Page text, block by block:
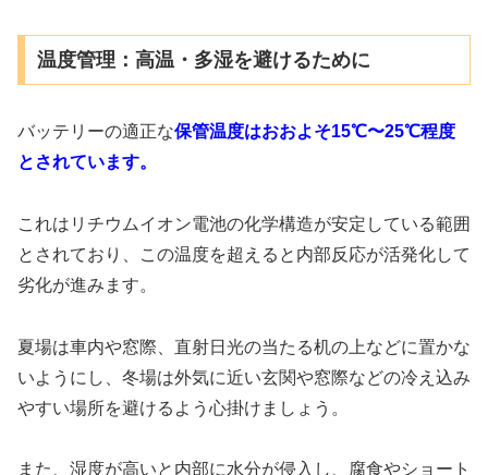
温度管理：高温・多湿を避けるために
バッテリーの適正な保管温度はおおよそ15℃〜25℃程度
とされています。
これはリチウムイオン電池の化学構造が安定している範囲
とされており、この温度を超えると内部反応が活発化して
劣化が進みます。
夏場は車内や窓際、直射日光の当たる机の上などに置かな
いようにし、冬場は外気に近い玄関や窓際などの冷え込み
やすい場所を避けるよう心掛けましょう。
また、湿度が高いと内部に水分が侵入し、腐食やショート